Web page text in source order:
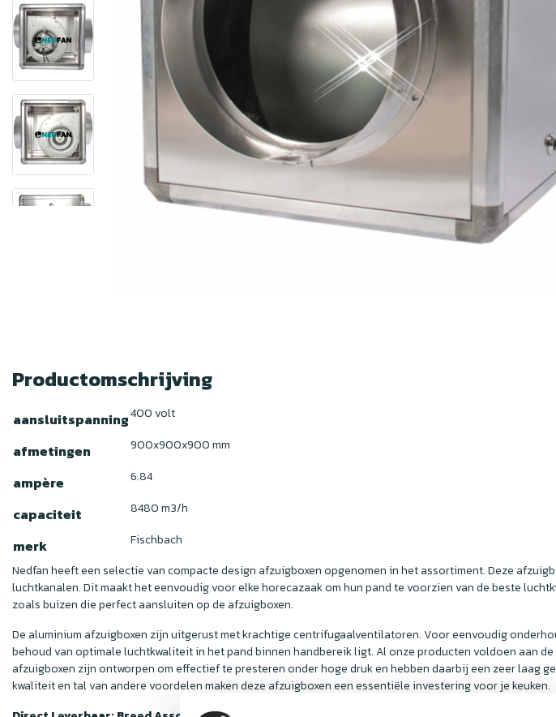
Productomschrijving
aansluitspanning400 volt
afmetingen 900x900x900 mm
ampère 6.84
capaciteit 8480 m3/h
merk
Fischbach
Nedfan heeft een selectie van compacte design afzuigboxen opgenomen in het assortiment. Deze
luchtkanalen. Dit maakt het eenvoudig voor elke horecazaak om hun pand te voorzien van de beste
zoals buizen die perfect aansluiten op de afzuigboxen.
De aluminium afzuigboxen zijn uitgerust met krachtige centrifugaalventilatoren. Voor eenvoudig
behoud van optimale luchtkwaliteit in het pand binnen handbereik ligt. Al onze producten voldoen aan
afzuigboxen zijn ontworpen om effectief te presteren onder hoge druk en hebben daarbij een zeer laag
kwaliteit en tal van andere voordelen maken deze afzuigboxen een essentiële investering voor je keuken.